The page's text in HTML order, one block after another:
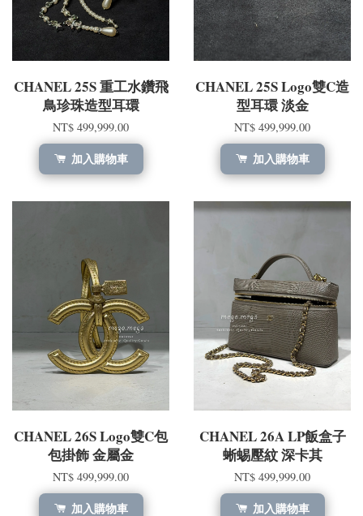
CHANEL 25S 重工水鑽飛
鳥珍珠造型耳環
NT$ 499,999.00
加入購物車
CHANEL 25S Logo雙C造
型耳環 淡金
NT$ 499,999.00
加入購物車
CHANEL 26S Logo雙C包
包掛飾 金屬金
NT$ 499,999.00
加入購物車
CHANEL 26A LP飯盒子
蜥蜴壓紋 深卡其
NT$ 499,999.00
加入購物車